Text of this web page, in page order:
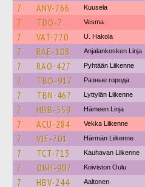
7 ANV-766 Kuusela
7 TDO-7 Vesma
7 VAT-770 U. Hakola
7 RAE-108 Anjalankosken Linja
7 RAO-427 Pyhtään Liikenne
7 TBO-917 Разные города
7 TBN-467 Lyttylän Liikenne
7 HBB-559 Hämeen Linja
7 ACU-284 Vekka Liikenne
7 VJE-701 Härmän Liikenne
7 TCT-713 Kauhavan Liikenne
7 OBH-907 Koiviston Oulu
7 HBV-244 Aaltonen